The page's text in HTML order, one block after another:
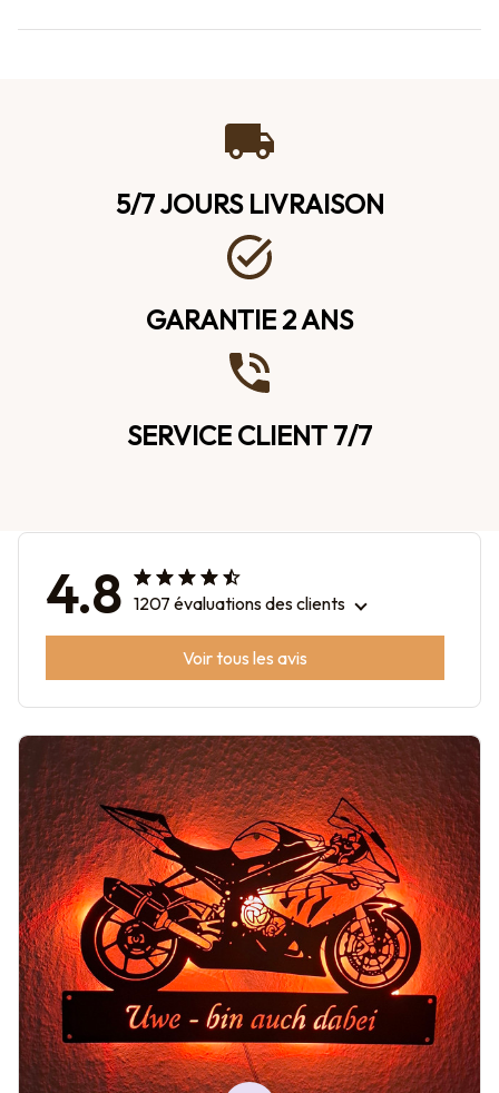
5/7 JOURS LIVRAISON
GARANTIE 2 ANS
SERVICE CLIENT 7/7
4.8 1207 évaluations des clients
Voir tous les avis